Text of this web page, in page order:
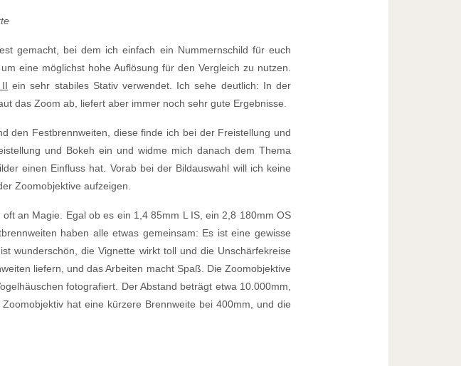
gemacht, bei dem ich einfach ein Nummernschild für euch
eine möglichst hohe Auflösung für den Vergleich zu nutzen.
ein sehr stabiles Stativ verwendet. Ich sehe deutlich: In der
das Zoom ab, liefert aber immer noch sehr gute Ergebnisse.
den Festbrennweiten, diese finde ich bei der Freistellung und
und Bokeh ein und widme mich danach dem Thema
einen Einfluss hat. Vorab bei der Bildauswahl will ich keine
Zoomobjektive aufzeigen.
an Magie. Egal ob es ein 1,4 85mm L IS, ein 2,8 180mm OS
haben alle etwas gemeinsam: Es ist eine gewisse
wunderschön, die Vignette wirkt toll und die Unschärfekreise
liefern, und das Arbeiten macht Spaß. Die Zoomobjektive
fotografiert. Der Abstand beträgt etwa 10.000mm,
hat eine kürzere Brennweite bei 400mm, und die